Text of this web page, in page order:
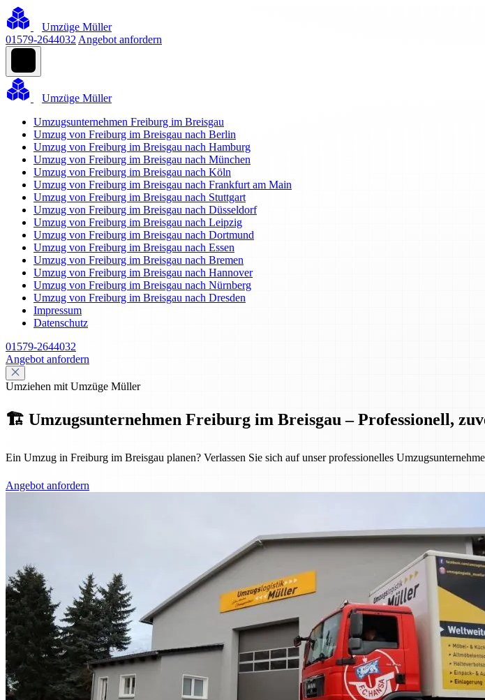
Umzüge Müller
01579-2644032 Angebot anfordern
Umzüge Müller
Umzugsunternehmen Freiburg im Breisgau
Umzug von Freiburg im Breisgau nach Berlin
Umzug von Freiburg im Breisgau nach Hamburg
Umzug von Freiburg im Breisgau nach München
Umzug von Freiburg im Breisgau nach Köln
Umzug von Freiburg im Breisgau nach Frankfurt am Main
Umzug von Freiburg im Breisgau nach Stuttgart
Umzug von Freiburg im Breisgau nach Düsseldorf
Umzug von Freiburg im Breisgau nach Leipzig
Umzug von Freiburg im Breisgau nach Dortmund
Umzug von Freiburg im Breisgau nach Essen
Umzug von Freiburg im Breisgau nach Bremen
Umzug von Freiburg im Breisgau nach Hannover
Umzug von Freiburg im Breisgau nach Nürnberg
Umzug von Freiburg im Breisgau nach Dresden
Impressum
Datenschutz
01579-2644032
Angebot anfordern
Umziehen mit Umzüge Müller
🏗️ Umzugsunternehmen Freiburg im Breisgau – Professionell,
Ein Umzug in Freiburg im Breisgau planen? Verlassen Sie sich auf unser professionelles
Angebot anfordern